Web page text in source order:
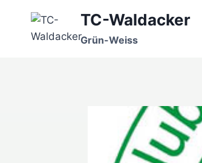
springen
TC-Waldacker
Grün-Weiss